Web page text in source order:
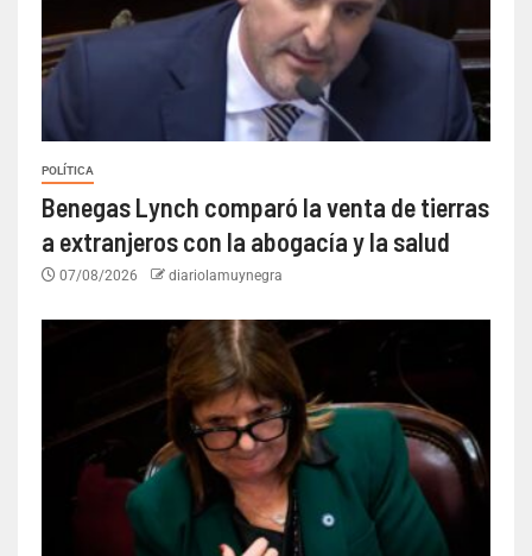
POLÍTICA
Benegas Lynch comparó la venta de tierras
a extranjeros con la abogacía y la salud
07/08/2026 diariolamuynegra